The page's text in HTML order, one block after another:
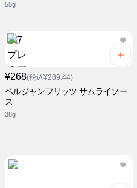
55g
¥268(税込¥289.44)
ベルジャンフリッツ サムライソー
ス
38g